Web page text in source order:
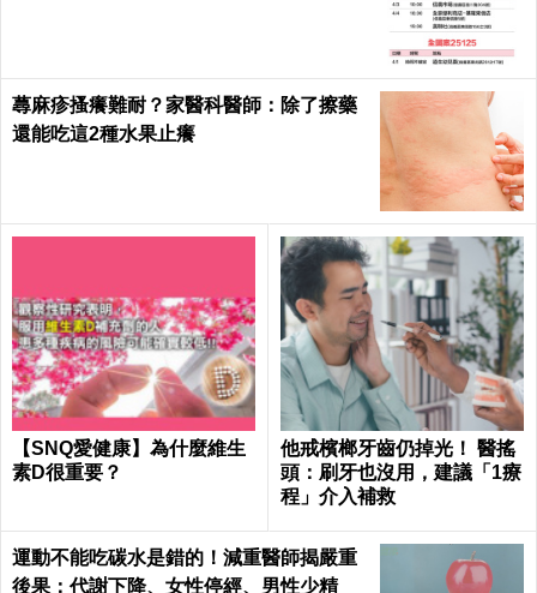
蕁麻疹搔癢難耐？家醫科醫師：除了擦藥
還能吃這2種水果止癢
【SNQ愛健康】為什麼維生
素D很重要？
他戒檳榔牙齒仍掉光！ 醫搖
頭：刷牙也沒用，建議「1療
程」介入補救
運動不能吃碳水是錯的！減重醫師揭嚴重
後果：代謝下降、女性停經、男性少精